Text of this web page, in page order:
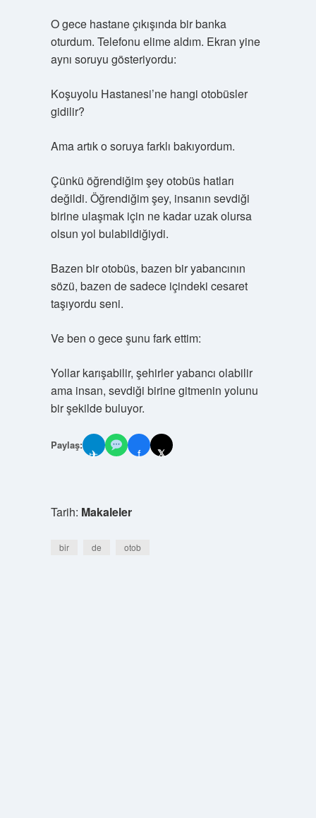
O gece hastane çıkışında bir banka
oturdum. Telefonu elime aldım. Ekran yine
aynı soruyu gösteriyordu:
Koşuyolu Hastanesi’ne hangi otobüsler
gidilir?
Ama artık o soruya farklı bakıyordum.
Çünkü öğrendiğim şey otobüs hatları
değildi. Öğrendiğim şey, insanın sevdiği
birine ulaşmak için ne kadar uzak olursa
olsun yol bulabildiğiydi.
Bazen bir otobüs, bazen bir yabancının
sözü, bazen de sadece içindeki cesaret
taşıyordu seni.
Ve ben o gece şunu fark ettim:
Yollar karışabilir, şehirler yabancı olabilir
ama insan, sevdiği birine gitmenin yolunu
bir şekilde buluyor.
Paylaş:
✈ f 𝕏
Tarih: Makaleler
bir de otob